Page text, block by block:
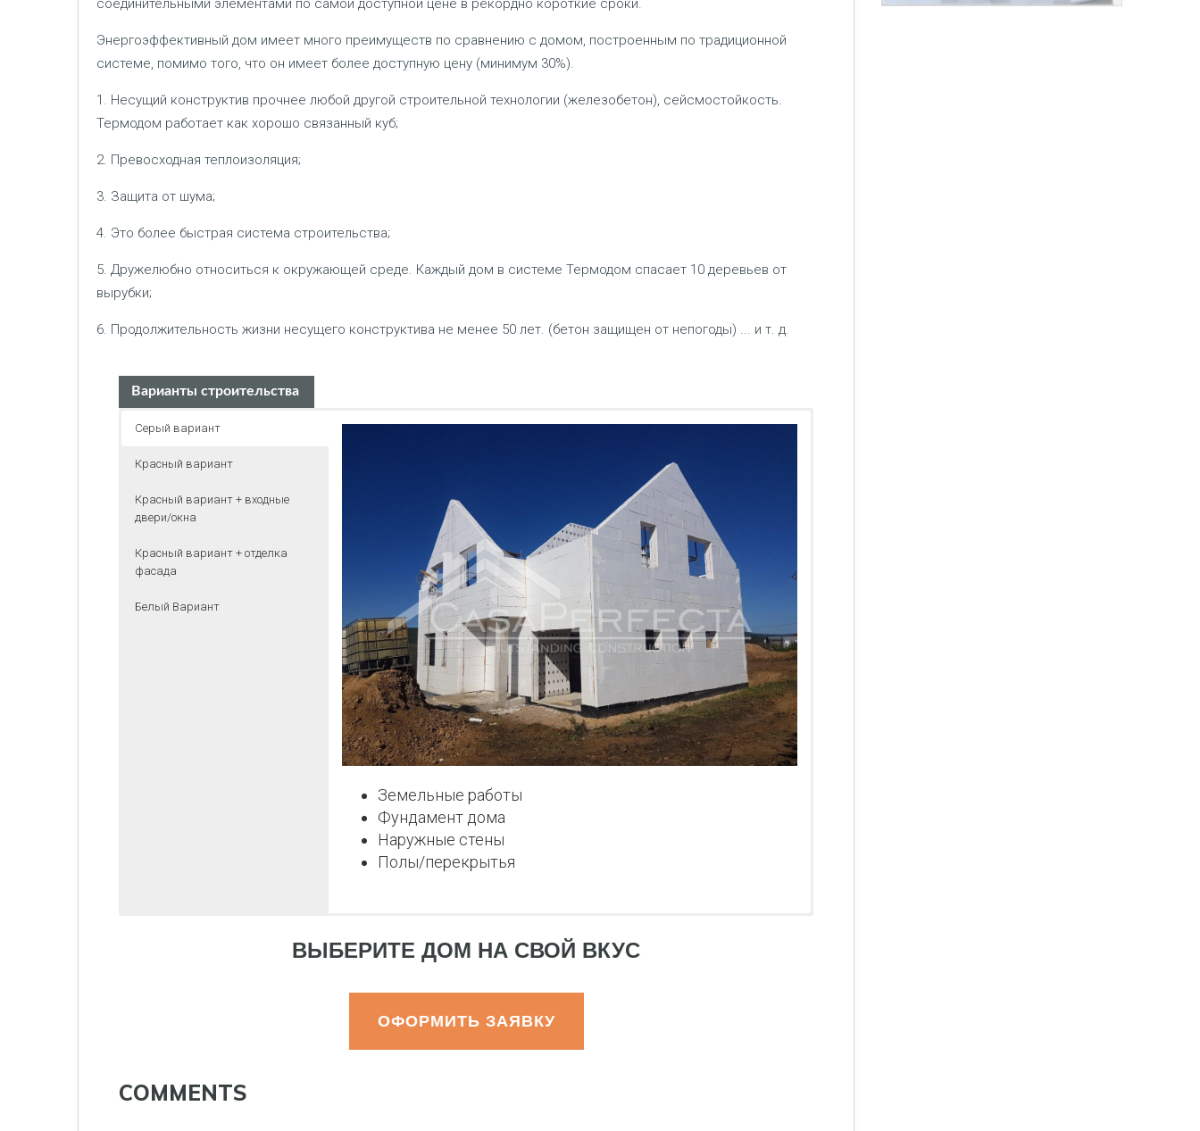
соединительными элементами по самой доступной цене в рекордно короткие сроки.
Энергоэффективный дом имеет много преимуществ по сравнению с домом, построенным по традиционной
системе, помимо того, что он имеет более доступную цену (минимум 30%).
1. Несущий конструктив прочнее любой другой строительной технологии (железобетон), сейсмостойкость.
Термодом работает как хорошо связанный куб;
2. Превосходная теплоизоляция;
3. Защита от шума;
4. Это более быстрая система строительства;
5. Дружелюбно относиться к окружающей среде. Каждый дом в системе Термодом спасает 10 деревьев от
вырубки;
6. Продолжительность жизни несущего конструктива не менее 50 лет. (бетон защищен от непогоды) ... и т. д.
Варианты строительства
Серый вариант
Красный вариант
Красный вариант + входные
двери/окна
Красный вариант + отделка
фасада
Белый Вариант
Земельные работы
Фундамент дома
Наружные стены
Полы/перекрытья
ВЫБЕРИТЕ ДОМ НА СВОЙ ВКУС
ОФОРМИТЬ ЗАЯВКУ
COMMENTS